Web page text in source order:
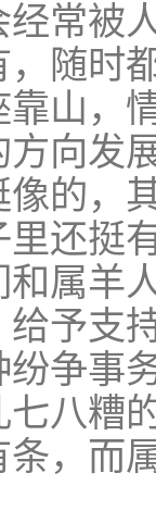
常被
随时
山，
向发
的，
还挺
属羊
予支
争事
八糟
，而